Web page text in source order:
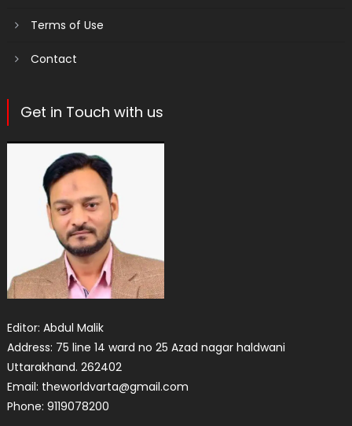
Terms of Use
Contact
Get in Touch with us
Editor: Abdul Malik
Address: 75 line 14 ward no 25 Azad nagar haldwani
Uttarakhand. 262402
Email: theworldvarta@gmail.com
Phone: 9119078200